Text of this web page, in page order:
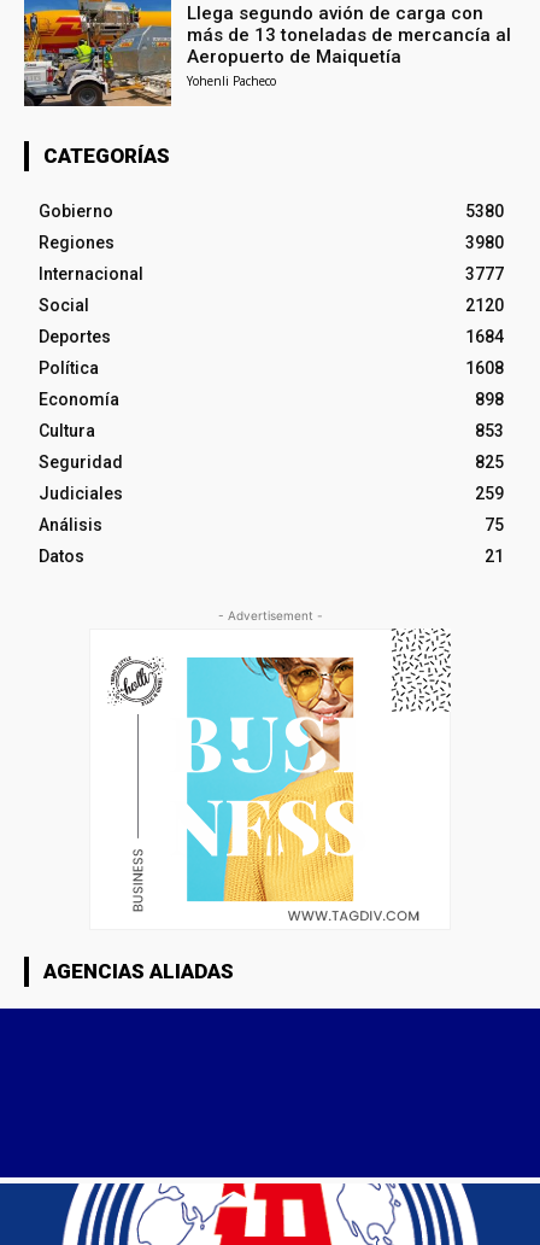
Llega segundo avión de carga con
más de 13 toneladas de mercancía al
Aeropuerto de Maiquetía
Yohenli Pacheco
CATEGORÍAS
Gobierno
5380
Regiones
3980
Internacional
3777
Social
2120
Deportes
1684
Política
1608
Economía
898
Cultura
853
Seguridad
825
Judiciales
259
Análisis
75
Datos
21
- Advertisement -
AGENCIAS ALIADAS